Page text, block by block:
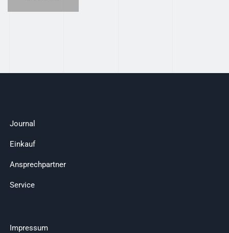
Journal
Einkauf
Ansprechpartner
Service
Impressum